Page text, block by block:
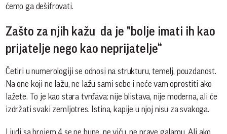
ćemo ga dešifrovati.
Zašto za njih kažu da je "bolje imati ih kao
prijatelje nego kao neprijatelje“
Četiri u numerologiji se odnosi na strukturu, temelj, pouzdanost.
Na one koji ne lažu, ne lažu sami sebe i neće vam oprostiti ako
lažete. To je kao stara tvrđava: nije blistava, nije moderna, ali će
izdržati svaki zemljotres. Istina, kapije u njoj nisu za svakoga.
Ljudi sa brojem 4 se ne bune, ne viču, ne prave galamu. Ali ako